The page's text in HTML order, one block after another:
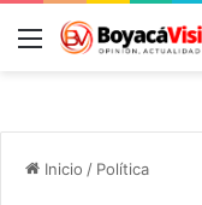
Menú
Inicio / Política